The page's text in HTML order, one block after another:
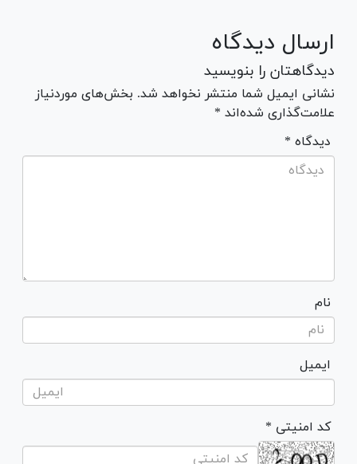
ارسال دیدگاه
دیدگاهتان را بنویسید
نشانی ایمیل شما منتشر نخواهد شد. بخش‌های موردنیاز
علامت‌گذاری شده‌اند *
* دیدگاه
نام
ایمیل
* کد امنیتی